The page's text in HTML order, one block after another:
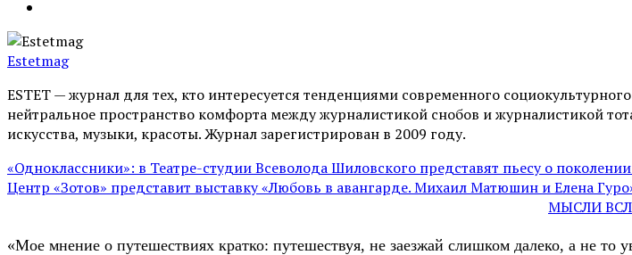
Estetmag
ESTET — журнал для тех, кто интересуeтся тенденциями современного
нейтральное пространство комфорта между журналистикой снобов и журналистикой
искусства, музыки, красоты. Журнал зарегистрирован в 2009 году.
«Одноклассники»: в Театре-студии Всеволода Шиловского представят пьесу о
Центр «Зотов» представит выставку «Любовь в авангарде. Михаил Матюшин и Елена
МЫСЛИ
«Мое мнение о путешествиях кратко: путешествуя, не заезжай слишком далеко, а не